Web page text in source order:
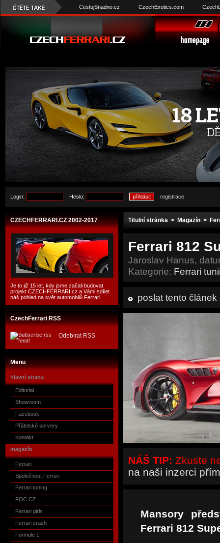
CestujSnadno.cz CzechExotics.com
Login: Heslo: registrace
CZECHFERRARI.CZ 2002-2017
Je to již 15 let, kdy jsme začali budovat
projekt CZECHFERRARI.cz a Vámi sdílet
náš pohled na svět automobilů Ferrari.
CzechFerrari RSS
Odebírat RSS
Menu
hlavní strana
Editorial
Showroom
Facebook
Přátelské servery
Kontakt
magazín
Ferrari
Společnost Ferrari
Ferrari tuning
FOC CZ
Ferrari girls
Ferrari crash
Formule 1
Titulní stránka > Magazín >
Ferrari 812
Jaroslav Hanus,
Kategorie: Ferrari
poslat tento
NÁŠ TIP: Zkuste
na naši inzerci
Mansory
Ferrari 812